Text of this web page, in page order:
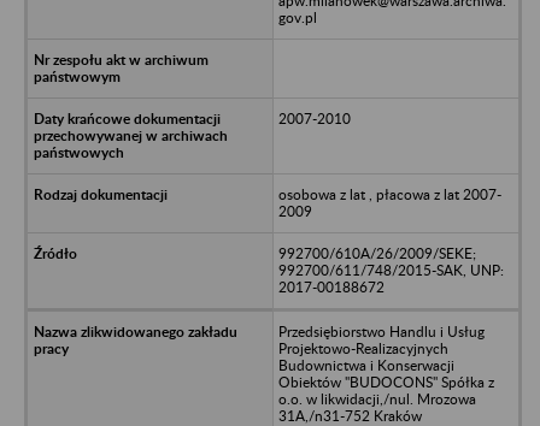
gov.pl
2007-2010
osobowa z lat , płacowa z lat 2007-
2009
992700/610A/26/2009/SEKE;
992700/611/748/2015-SAK, UNP:
2017-00188672
Przedsiębiorstwo Handlu i Usług
Projektowo-Realizacyjnych
Budownictwa i Konserwacji
Obiektów "BUDOCONS" Spółka z
o.o. w likwidacji,/nul. Mrozowa
31A,/n31-752 Kraków